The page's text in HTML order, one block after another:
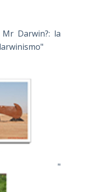
Darwin?: la
"